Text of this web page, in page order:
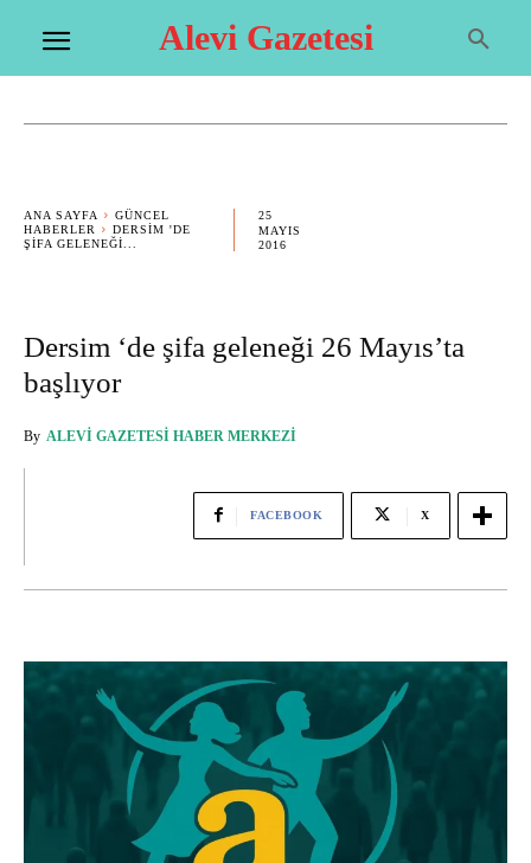
Alevi Gazetesi
ANA SAYFA
GÜNCEL
HABERLER
DERSIM 'DE
ŞIFA GELENEĞI...
25
MAYIS
2016
Dersim ‘de şifa geleneği 26 Mayıs’ta
başlıyor
By ALEVI GAZETESI HABER MERKEZI
FACEBOOK X